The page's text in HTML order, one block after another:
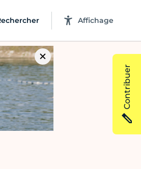
Affichage
Contribuer